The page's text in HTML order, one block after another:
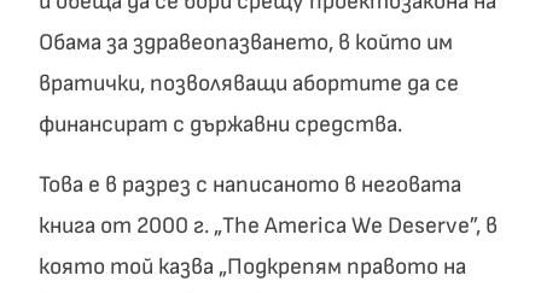
Обама за здравеопазването, в който им
вратички, позволяващи абортите да се
финансират с държавни средства.
Това е в разрез с написаното в неговата
книга от 2000 г. „The America We Deserve”, в
която той казва „Подкрепям правото на